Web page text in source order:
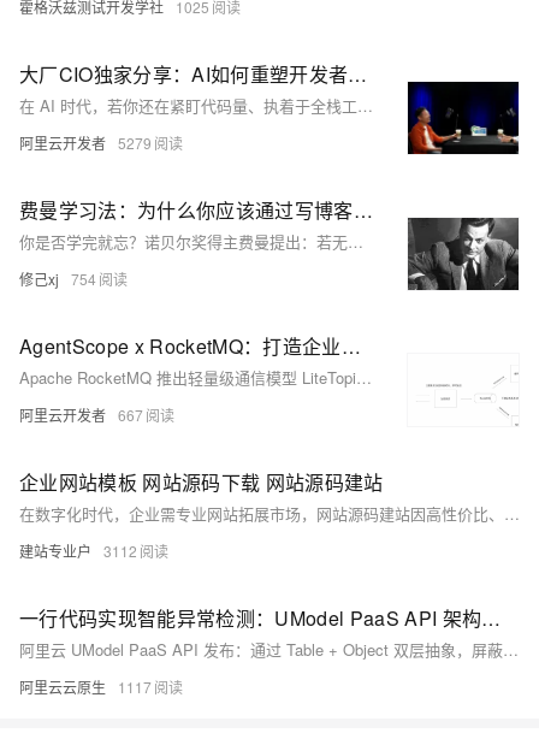
霍格沃兹测试开发学社 1025
大厂CIO独家分享：AI如何重塑开发者未来十年
在 AI 时代，若你还在紧盯代码量、执着于全栈工程师的招聘，或者仅凭技术贡献率来评判价值，执着于业务提效的比例而忽略产研价值，你很可能已经被所谓的“常识”困住了脚步。
阿里云开发者 5279
费曼学习法：为什么你应该通过写博客来掌握任何知识
你是否学完就忘？诺贝尔奖得主费曼提出：若无法简单解释，便是未真正理解。其学习法四步——学习、教授、反思、简化——结合写博客，能深度巩固知识。写作倒逼思维清晰，暴露理解盲区，构建个人知识库。无需完美，从“初学者视角”出发，边学边写，用输出驱动输入。写博客不仅是记录，更是成为专家的路径。开始吧，让文字见证你的深度学习之旅。
修己xj 754
AgentScope x RocketMQ：打造企业级高可靠 A2A 智能体通信基座
Apache RocketMQ 推出轻量级通信模型 LiteTopic，专为 AI 时代多智能体协作设计。它通过百万级队列支持、会话状态持久化与断点续传能力，解决传统架构中通信脆弱、状态易失等问题。结合 A2A 协议与阿里巴巴 AgentScope 框架，实现高可靠、低延迟的 Agent-to-Agent 通信，助力构建稳定、可追溯的智能体应用。现已开源并提供免费试用，加速 AI 应用落地。
阿里云开发者 667
企业网站模板 网站源码下载 网站源码建站
在数字化时代，企业需专业网站拓展市场，网站源码建站因高性价比、强灵活性成中小企业首选，比定制开发成本低、比模板建站自由。选源码要明确需求、看质量售后与 SEO 扩展性，下载用官方渠道，经准备服务器域名、安装设置可上线，助企业低成本建高自由度安全网站。
建站专业户 3112
一行代码实现智能异常检测：UModel PaaS API 架构设计与最佳实践
阿里云 UModel PaaS API 发布：通过 Table + Object 双层抽象，屏蔽存储差异、自动处理字段映射与过滤条件，让每一个实体都成为一个‘可调用的对象’，真正实现‘以实体为中心’的智能可观测。
阿里云云原生 1117